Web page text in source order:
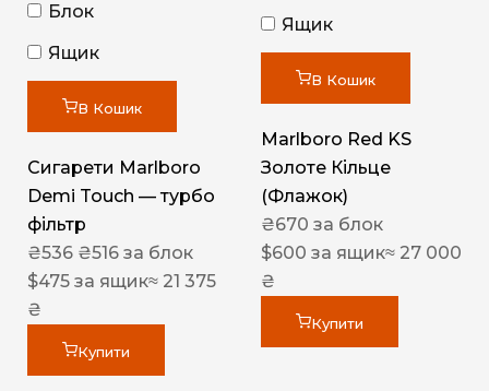
Блок
Ящик
В Кошик
Сигарети Marlboro
Demi Touch — турбо
фільтр
₴536 ₴516 за блок
$475 за ящик≈ 21 375
₴
Купити
Ящик
В Кошик
Marlboro Red KS
Золоте Кільце
(Флажок)
₴670 за блок
$600 за ящик≈ 27 000
₴
Купити